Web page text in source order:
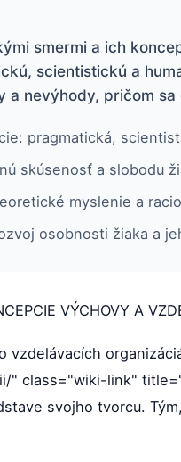
smermi a ich
scientistickú a
nevýhody, pričom
pragmatická,
skúsenosť a slobodu
myslenie a
osobnosti žiaka a
VÝCHOVY A
vzdelávacích
" class="wiki-link"
svojho tvorcu.